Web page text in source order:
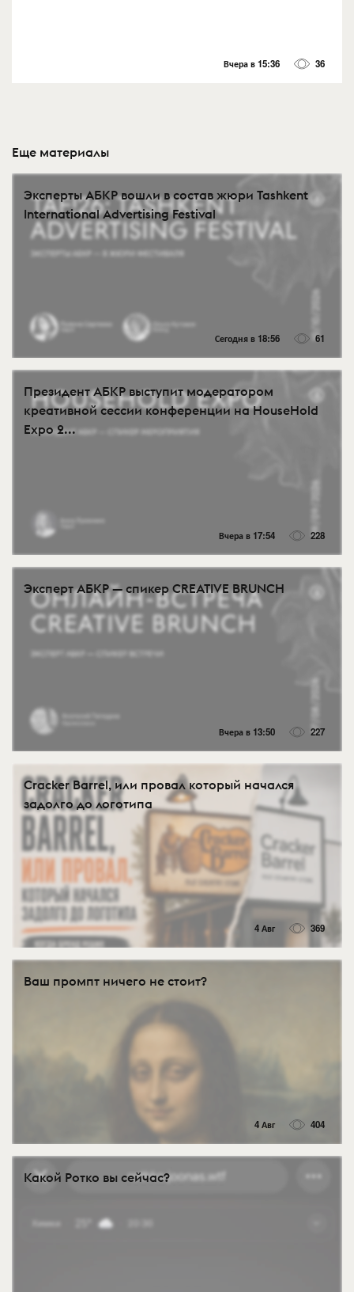
Вчера в 15:36 36
Еще материалы
Эксперты АБКР вошли в состав жюри Tashkent
International Advertising Festival
Сегодня в 18:56 61
Президент АБКР выступит модератором
креативной сессии конференции на HouseHold
Expo 2...
Вчера в 17:54 228
Эксперт АБКР — спикер CREATIVE BRUNCH
Вчера в 13:50 227
Cracker Barrel, или провал который начался
задолго до логотипа
4 Авг 369
Ваш промпт ничего не стоит?
4 Авг 404
Какой Ротко вы сейчас?